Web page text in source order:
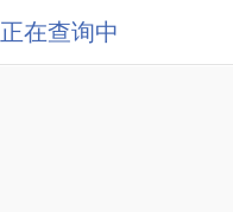
正在查询中